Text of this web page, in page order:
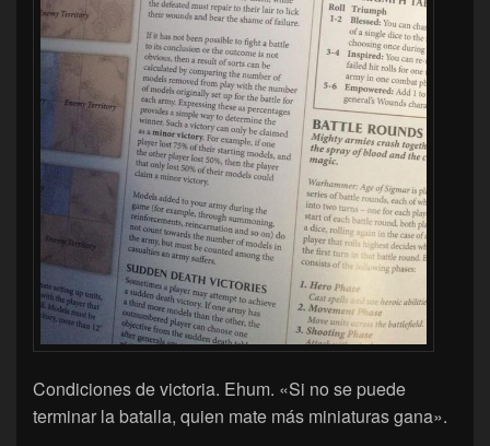
Condiciones de victoria. Ehum. «Si no se puede
terminar la batalla, quien mate más miniaturas gana».